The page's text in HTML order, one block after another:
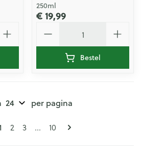
250ml
€ 19,99
Bestel
Pagina's
lees momenteel pagina
Pagina
2 Pagina
3 ... Pagina
10
per pagina